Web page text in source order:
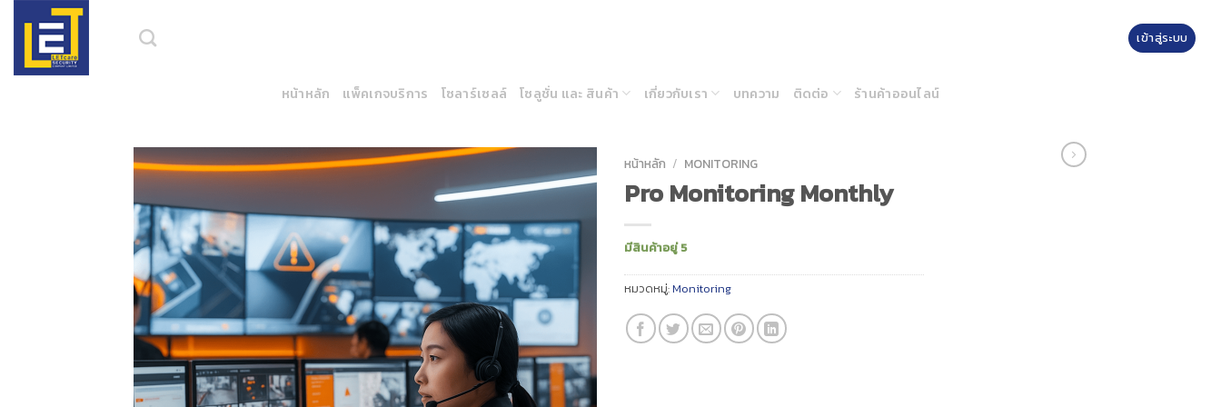
content
เข้าสู่ระบบ
หน้าหลัก แพ็คเกจบริการ โซลาร์เซลล์ โซลูชั่น และ สินค้า เกี่ยวกับเรา บทความ ติดต่อ ร้านค้าออนไลน์
หน้าหลัก / MONITORING
Pro Monitoring Monthly
มีสินค้าอยู่ 5
หมวดหมู่:Monitoring